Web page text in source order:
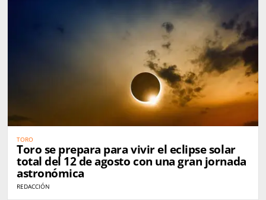
TORO
Toro se prepara para vivir el eclipse solar
total del 12 de agosto con una gran jornada
astronómica
REDACCIÓN